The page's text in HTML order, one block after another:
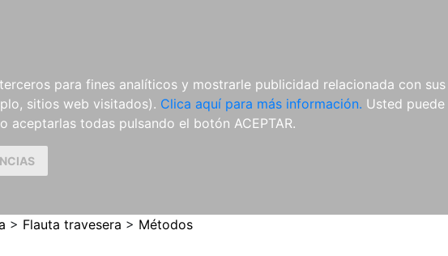
para fines analíticos y mostrarle publicidad relacionada con
sitios web visitados). Clica aquí para más información. Usted
aceptarlas todas pulsando el botón ACEPTAR.
Y EDICIONES
REVISTAS
CDS Y
DVDS
MATERIAL
COMPLEMENTARIO
> Flauta travesera > Métodos